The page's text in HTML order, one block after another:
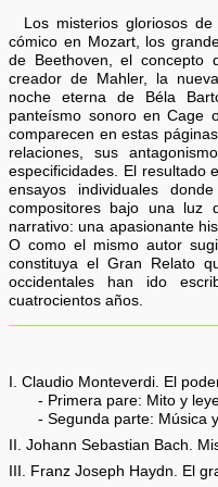
Los misterios gloriosos
cómico en Mozart, los
de Beethoven, el concepto
creador de Mahler, la
noche eterna de Béla
panteísmo sonoro en Cage
comparecen en estas
relaciones, sus
especificidades. El resultado
ensayos individuales
compositores bajo una luz
narrativo: una apasionante
O como el mismo autor
constituya el Gran Relato
occidentales han ido
cuatrocientos años.
I. Claudio Monteverdi. El
- Primera pare: Mito y
- Segunda parte: Música
II. Johann Sebastian Bach.
III. Franz Joseph Haydn. El